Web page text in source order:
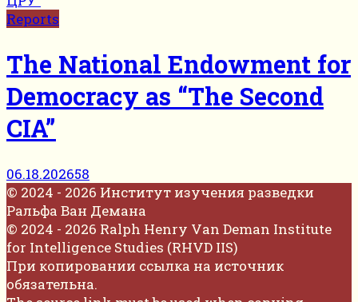
Reports
The National Endowment for
Democracy as “The Second
CIA”
06.18.202658
© 2024 - 2026 Институт изучения разведки
Ральфа Ван Демана
© 2024 - 2026 Ralph Henry Van Deman Institute
for Intelligence Studies (RHVD IIS)
При копировании ссылка на источник
обязательна.